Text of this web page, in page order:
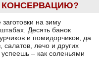
КОНСЕРВАЦИЮ?
на зиму
Десять банок
и помидорчиков, да
салатов, лечо и других
– как соленьями